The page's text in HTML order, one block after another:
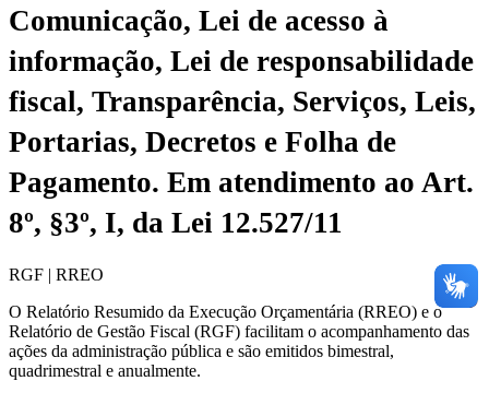
Comunicação, Lei de acesso à
informação, Lei de responsabilidade
fiscal, Transparência, Serviços, Leis,
Portarias, Decretos e Folha de
Pagamento. Em atendimento ao Art.
8º, §3º, I, da Lei 12.527/11
RGF | RREO
O Relatório Resumido da Execução Orçamentária (RREO) e o
Relatório de Gestão Fiscal (RGF) facilitam o acompanhamento das
ações da administração pública e são emitidos bimestral,
quadrimestral e anualmente.